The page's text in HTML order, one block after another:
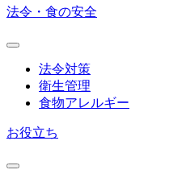
法令・食の安全
法令対策
衛生管理
食物アレルギー
お役立ち